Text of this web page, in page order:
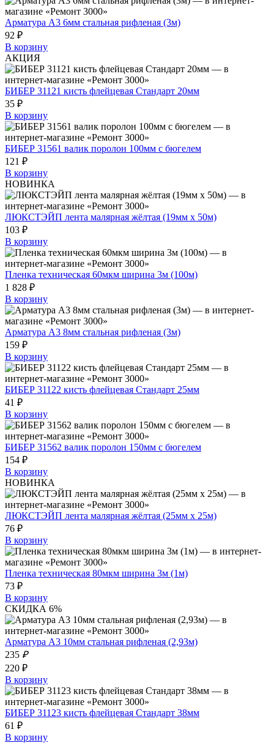
Арматура А3 6мм стальная рифленая (3м)
92 ₽
В корзину
АКЦИЯ
БИБЕР 31121 кисть флейцевая Стандарт 20мм
35 ₽
В корзину
БИБЕР 31561 валик поролон 100мм с бюгелем
121 ₽
В корзину
НОВИНКА
ЛЮКСТЭЙП лента малярная жёлтая (19мм х 50м)
103 ₽
В корзину
Пленка техническая 60мкм ширина 3м (100м)
1 828 ₽
В корзину
Арматура А3 8мм стальная рифленая (3м)
159 ₽
В корзину
БИБЕР 31122 кисть флейцевая Стандарт 25мм
41 ₽
В корзину
БИБЕР 31562 валик поролон 150мм с бюгелем
154 ₽
В корзину
НОВИНКА
ЛЮКСТЭЙП лента малярная жёлтая (25мм х 25м)
76 ₽
В корзину
Пленка техническая 80мкм ширина 3м (1м)
73 ₽
В корзину
СКИДКА 6%
Арматура А3 10мм стальная рифленая (2,93м)
235 ₽
220 ₽
В корзину
БИБЕР 31123 кисть флейцевая Стандарт 38мм
61 ₽
В корзину